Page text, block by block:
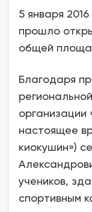
5 января
прошло
общей
Благодаря
организации
настоящее
киокушин»)
учеников,
спортивным